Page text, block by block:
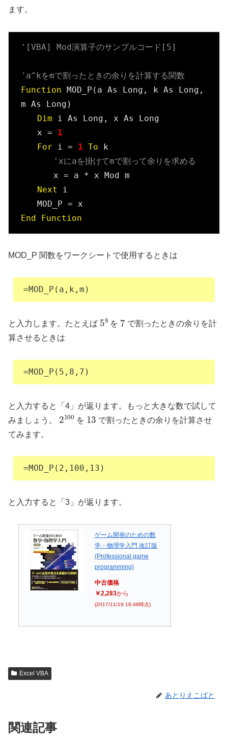
ます。
'[VBA] Mod演算子のサンプルコード[5]
'a^kをmで割ったときの余りを計算する関数
Function MOD_P(a As Long, k As Long,
m As Long)
Dim i As Long, x As Long
x = 1
For i = 1 To k
'xにaを掛けてmで割って余りを求める
x = a * x Mod m
Next
i
End
Function
MOD_P 関数をワークシートで使用するときは
=MOD_P(a,k,m)
と入力します。たとえば
58
を
7
で割ったときの余りを計
算させるときは
=MOD_P(5,8,7)
と入力すると「4」が返ります。もっと大きな数で試して
みましょう。
2100
を
13
で割ったときの余りを計算させ
てみます。
=MOD_P(2,100,13)
と入力すると「3」が返ります。
ゲーム開発のための数
学・物理学入門 改訂版
(Professional game
programming)
中古価格
￥2,283から
(2017/11/19 16:48時点)
Excel VBA
あとりえこばと
関連記事